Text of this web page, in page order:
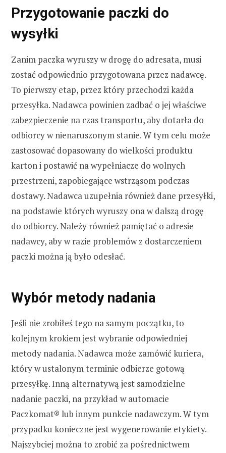
Przygotowanie paczki do
wysyłki
Zanim paczka wyruszy w drogę do adresata, musi
zostać odpowiednio przygotowana przez nadawcę.
To pierwszy etap, przez który przechodzi każda
przesyłka. Nadawca powinien zadbać o jej właściwe
zabezpieczenie na czas transportu, aby dotarła do
odbiorcy w nienaruszonym stanie. W tym celu może
zastosować dopasowany do wielkości produktu
karton i postawić na wypełniacze do wolnych
przestrzeni, zapobiegające wstrząsom podczas
dostawy. Nadawca uzupełnia również dane przesyłki,
na podstawie których wyruszy ona w dalszą drogę
do odbiorcy. Należy również pamiętać o adresie
nadawcy, aby w razie problemów z dostarczeniem
paczki można ją było odesłać.
Wybór metody nadania
Jeśli nie zrobiłeś tego na samym początku, to
kolejnym krokiem jest wybranie odpowiedniej
metody nadania. Nadawca może zamówić kuriera,
który w ustalonym terminie odbierze gotową
przesyłkę. Inną alternatywą jest samodzielne
nadanie paczki, na przykład w automacie
Paczkomat® lub innym punkcie nadawczym. W tym
przypadku konieczne jest wygenerowanie etykiety.
Najszybciej można to zrobić za pośrednictwem